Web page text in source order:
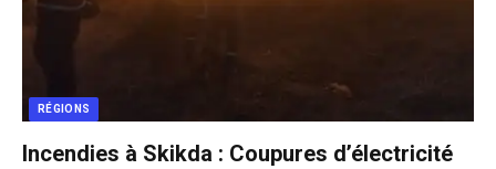
RÉGIONS
Incendies à Skikda : Coupures d’électricité